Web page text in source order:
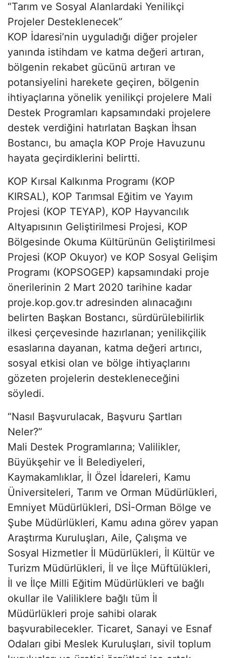
“Tarım ve Sosyal Alanlardaki Yenilikçi
Projeler Desteklenecek”
KOP İdaresi’nin uyguladığı diğer projeler
yanında istihdam ve katma değeri artıran,
bölgenin rekabet gücünü artıran ve
potansiyelini harekete geçiren, bölgenin
ihtiyaçlarına yönelik yenilikçi projelere Mali
Destek Programları kapsamındaki projelere
destek verdiğini hatırlatan Başkan İhsan
Bostancı, bu amaçla KOP Proje Havuzunu
hayata geçirdiklerini belirtti.
KOP Kırsal Kalkınma Programı (KOP
KIRSAL), KOP Tarımsal Eğitim ve Yayım
Projesi (KOP TEYAP), KOP Hayvancılık
Altyapısının Geliştirilmesi Projesi, KOP
Bölgesinde Okuma Kültürünün Geliştirilmesi
Projesi (KOP Okuyor) ve KOP Sosyal Gelişim
Programı (KOPSOGEP) kapsamındaki proje
önerilerinin 2 Mart 2020 tarihine kadar
proje.kop.gov.tr adresinden alınacağını
belirten Başkan Bostancı, sürdürülebilirlik
ilkesi çerçevesinde hazırlanan; yenilikçilik
esaslarına dayanan, katma değeri artırıcı,
sosyal etkisi olan ve bölge ihtiyaçlarını
gözeten projelerin destekleneceğini
söyledi.
“Nasıl Başvurulacak, Başvuru Şartları
Neler?”
Mali Destek Programlarına; Valilikler,
Büyükşehir ve İl Belediyeleri,
Kaymakamlıklar, İl Özel İdareleri, Kamu
Üniversiteleri, Tarım ve Orman Müdürlükleri,
Emniyet Müdürlükleri, DSİ-Orman Bölge ve
Şube Müdürlükleri, Kamu adına görev yapan
Araştırma Kuruluşları, Aile, Çalışma ve
Sosyal Hizmetler İl Müdürlükleri, İl Kültür ve
Turizm Müdürlükleri, İl ve İlçe Müftülükleri,
İl ve İlçe Milli Eğitim Müdürlükleri ve bağlı
okullar ile Valiliklere bağlı tüm İl
Müdürlükleri proje sahibi olarak
başvurabilecekler. Ticaret, Sanayi ve Esnaf
Odaları gibi Meslek Kuruluşları, sivil toplum